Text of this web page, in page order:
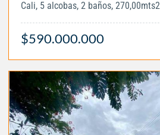
Cali, 5 alcobas, 2 baños, 270,00mts2
$590.000.000